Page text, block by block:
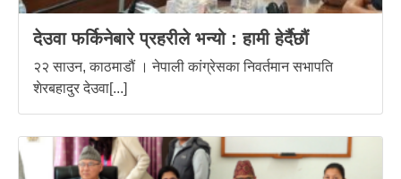
देउवा फर्किनेबारे प्रहरीले भन्यो : हामी हेर्दैछौं
२२ साउन, काठमाडौं । नेपाली कांग्रेसका निवर्तमान सभापति
शेरबहादुर देउवा[...]